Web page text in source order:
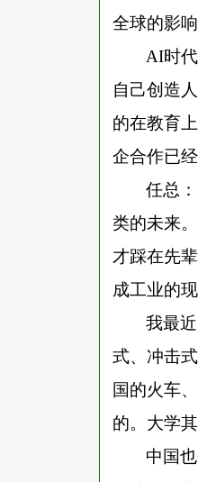
全球的影
AI时
自己创造
的在教育
企合作已
任总
类的未来
才踩在先
成工业的现
我最
式、冲击
国的火车
的。大学
中国